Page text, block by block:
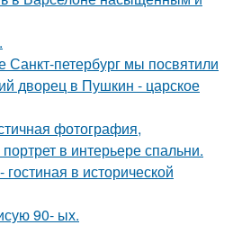
Санкт-петербург мы посвятили
дворец в Пушкин - царское
фотография,
в интерьере спальни.
в исторической
90- ых.